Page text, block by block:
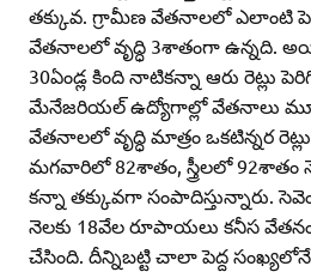
తక్కువ. గ్రామీణ వేతనాలలో ఎలాంటి
వేతనాలలో వృద్ధి 3శాతంగా ఉన్నది.
30ఏండ్ల కింది నాటికన్నా ఆరు రెట్లు
మేనేజరియల్‌ ఉద్యోగాల్లో వేతనాలు
వేతనాలలో వృద్ధి మాత్రం ఒకటిన్నర
మగవారిలో 82శాతం, స్త్రీలలో 92శాతం
కన్నా తక్కువగా సంపాదిస్తున్నారు.
నెలకు 18వేల రూపాయలు కనీస
చేసింది. దీన్నిబట్టి చాలా పెద్ద